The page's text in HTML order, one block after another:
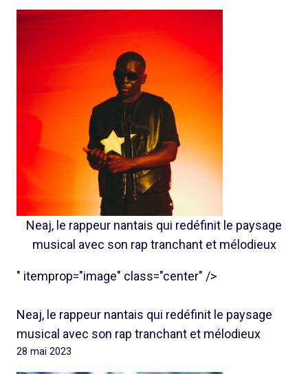
Neaj, le rappeur nantais qui redéfinit le paysage
musical avec son rap tranchant et mélodieux
" itemprop="image" class="center" />
Neaj, le rappeur nantais qui redéfinit le paysage
musical avec son rap tranchant et mélodieux
28 mai 2023